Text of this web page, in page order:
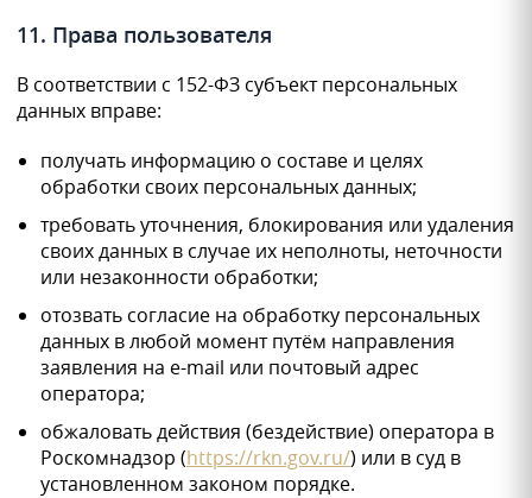
11. Права пользователя
В соответствии с 152-ФЗ субъект персональных
данных вправе:
получать информацию о составе и целях
обработки своих персональных данных;
требовать уточнения, блокирования или удаления
своих данных в случае их неполноты, неточности
или незаконности обработки;
отозвать согласие на обработку персональных
данных в любой момент путём направления
заявления на e-mail или почтовый адрес
оператора;
обжаловать действия (бездействие) оператора в
Роскомнадзор (https://rkn.gov.ru/) или в суд в
установленном законом порядке.